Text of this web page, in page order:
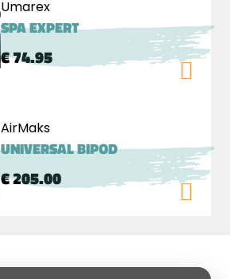
Umarex
SPA EXPERT
€ 74.95
AirMaks
UNIVERSAL BIPOD
€ 205.00